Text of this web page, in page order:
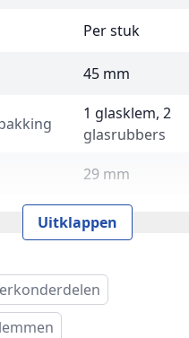
Per stuk
45 mm
1 glasklem, 2
glasrubbers
29 mm
Op vlakke
8,5 mm
Uitklappen